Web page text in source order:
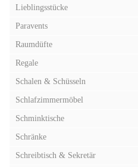
Lieblingsstücke
Paravents
Raumdüfte
Regale
Schalen & Schüsseln
Schlafzimmermöbel
Schminktische
Schränke
Schreibtisch & Sekretär